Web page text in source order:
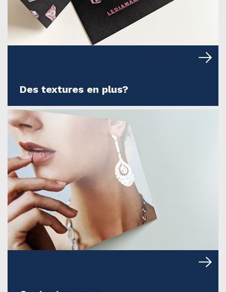
Des textures en plus?